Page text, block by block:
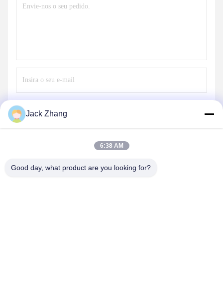
Jack Zhang
6:38 AM
Good day, what product are you looking for?